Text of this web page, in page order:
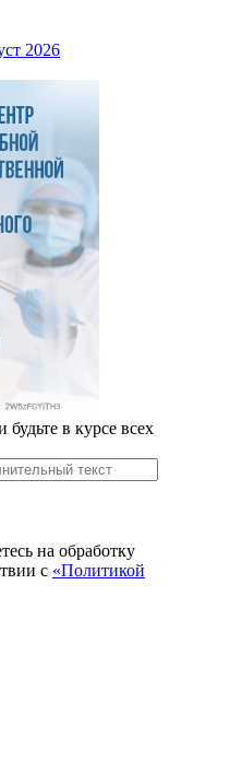
2026
в курсе всех
на обработку
с «Политикой